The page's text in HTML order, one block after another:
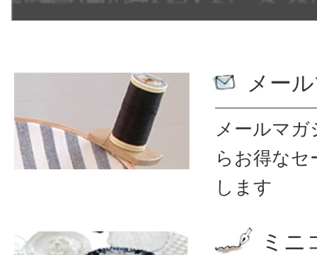
メー
メールマ
ら お得なセ
します
ミニ